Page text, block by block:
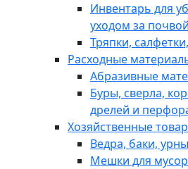
Инвентарь для
уходом за почвой
Тряпки,
Расходные
Абразивные
Буры, сверла,
дрелей и
Хозяйственные
Ведра, баки, урны
Мешки для